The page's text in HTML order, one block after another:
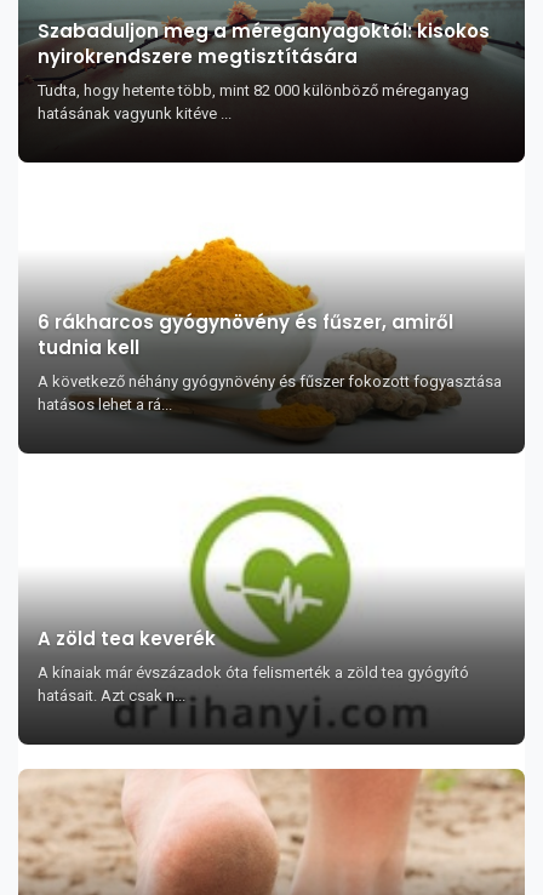
Szabaduljon meg a méreganyagoktól: kisokos
nyirokrendszere megtisztítására
Tudta, hogy hetente több, mint 82 000 különböző méreganyag
hatásának vagyunk kitéve ...
6 rákharcos gyógynövény és fűszer, amiről
tudnia kell
A következő néhány gyógynövény és fűszer fokozott fogyasztása
hatásos lehet a rá...
A zöld tea keverék
A kínaiak már évszázadok óta felismerték a zöld tea gyógyító
hatásait. Azt csak n...